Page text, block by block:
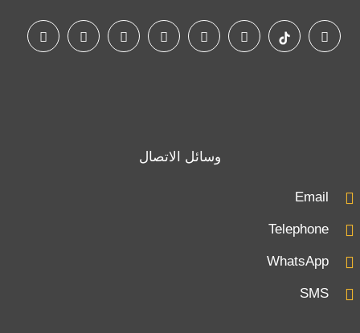
وسائل الاتصال
Email
Telephone
WhatsApp
SMS